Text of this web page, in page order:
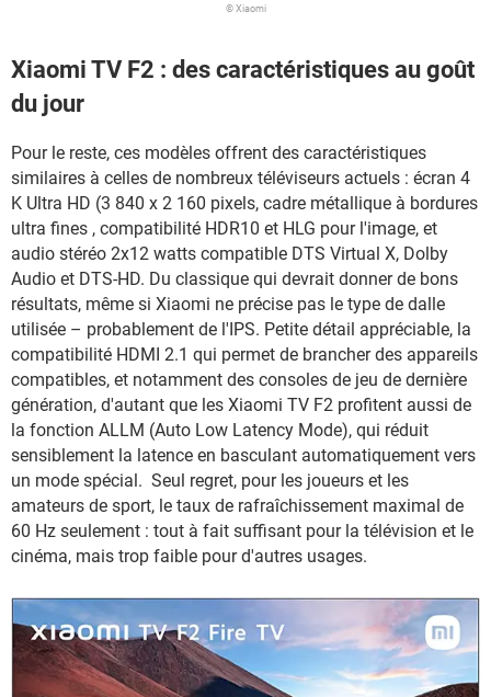
© Xiaomi
Xiaomi TV F2 : des caractéristiques au goût
du jour
Pour le reste, ces modèles offrent des caractéristiques
similaires à celles de nombreux téléviseurs actuels : écran 4
K Ultra HD (3 840 x 2 160 pixels, cadre métallique à bordures
ultra fines , compatibilité HDR10 et HLG pour l'image, et
audio stéréo 2x12 watts compatible DTS Virtual X, Dolby
Audio et DTS-HD. Du classique qui devrait donner de bons
résultats, même si Xiaomi ne précise pas le type de dalle
utilisée – probablement de l'IPS. Petite détail appréciable, la
compatibilité HDMI 2.1 qui permet de brancher des appareils
compatibles, et notamment des consoles de jeu de dernière
génération, d'autant que les Xiaomi TV F2 profitent aussi de
la fonction ALLM (Auto Low Latency Mode), qui réduit
sensiblement la latence en basculant automatiquement vers
un mode spécial. Seul regret, pour les joueurs et les
amateurs de sport, le taux de rafraîchissement maximal de
60 Hz seulement : tout à fait suffisant pour la télévision et le
cinéma, mais trop faible pour d'autres usages.